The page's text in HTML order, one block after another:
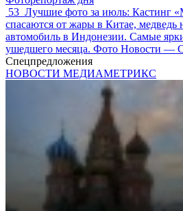
53 Лучшие фото за июль: Кастинг
спасаются от жары в Китае,
автомобиль в Индонезии. Самые
ушедшего месяца. Фото Новости —
Спецпредложения
НОВОСТИ МЕДИАМЕТРИКС